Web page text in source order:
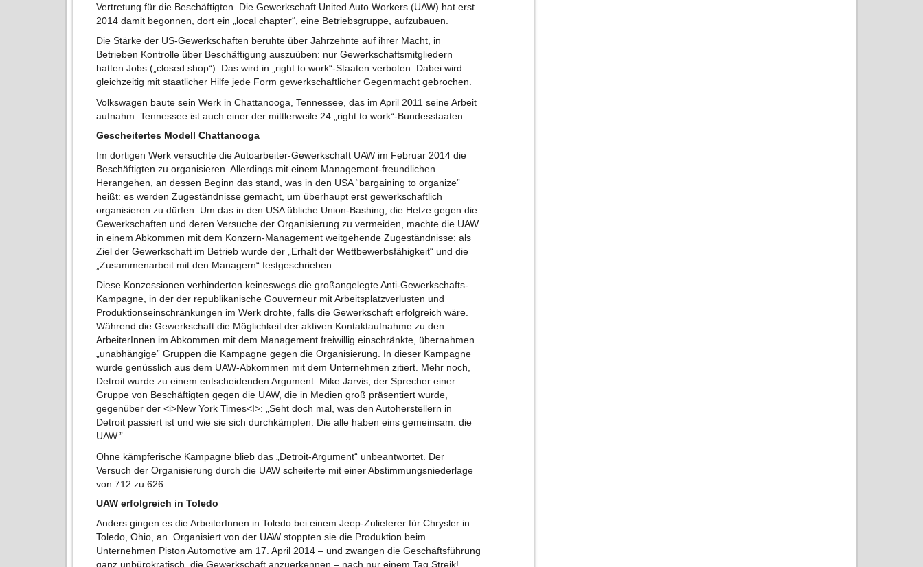
Vertretung für die Beschäftigten. Die Gewerkschaft United Auto Workers (UAW) hat erst
2014 damit begonnen, dort ein „local chapter“, eine Betriebsgruppe, aufzubauen.
Die Stärke der US-Gewerkschaften beruhte über Jahrzehnte auf ihrer Macht, in
Betrieben Kontrolle über Beschäftigung auszuüben: nur Gewerkschaftsmitgliedern
hatten Jobs („closed shop“). Das wird in „right to work“-Staaten verboten. Dabei wird
gleichzeitig mit staatlicher Hilfe jede Form gewerkschaftlicher Gegenmacht gebrochen.
Volkswagen baute sein Werk in Chattanooga, Tennessee, das im April 2011 seine Arbeit
aufnahm. Tennessee ist auch einer der mittlerweile 24 „right to work“-Bundesstaaten.
Gescheitertes Modell Chattanooga
Im dortigen Werk versuchte die Autoarbeiter-Gewerkschaft UAW im Februar 2014 die
Beschäftigten zu organisieren. Allerdings mit einem Management-freundlichen
Herangehen, an dessen Beginn das stand, was in den USA “bargaining to organize”
heißt: es werden Zugeständnisse gemacht, um überhaupt erst gewerkschaftlich
organisieren zu dürfen. Um das in den USA übliche Union-Bashing, die Hetze gegen die
Gewerkschaften und deren Versuche der Organisierung zu vermeiden, machte die UAW
in einem Abkommen mit dem Konzern-Management weitgehende Zugeständnisse: als
Ziel der Gewerkschaft im Betrieb wurde der „Erhalt der Wettbewerbsfähigkeit“ und die
„Zusammenarbeit mit den Managern“ festgeschrieben.
Diese Konzessionen verhinderten keineswegs die großangelegte Anti-Gewerkschafts-
Kampagne, in der der republikanische Gouverneur mit Arbeitsplatzverlusten und
Produktionseinschränkungen im Werk drohte, falls die Gewerkschaft erfolgreich wäre.
Während die Gewerkschaft die Möglichkeit der aktiven Kontaktaufnahme zu den
ArbeiterInnen im Abkommen mit dem Management freiwillig einschränkte, übernahmen
„unabhängige” Gruppen die Kampagne gegen die Organisierung. In dieser Kampagne
wurde genüsslich aus dem UAW-Abkommen mit dem Unternehmen zitiert. Mehr noch,
Detroit wurde zu einem entscheidenden Argument. Mike Jarvis, der Sprecher einer
Gruppe von Beschäftigten gegen die UAW, die in Medien groß präsentiert wurde,
gegenüber der <i>New York Times<I>: „Seht doch mal, was den Autoherstellern in
Detroit passiert ist und wie sie sich durchkämpfen. Die alle haben eins gemeinsam: die
UAW.”
Ohne kämpferische Kampagne blieb das „Detroit-Argument“ unbeantwortet. Der
Versuch der Organisierung durch die UAW scheiterte mit einer Abstimmungsniederlage
von 712 zu 626.
UAW erfolgreich in Toledo
Anders gingen es die ArbeiterInnen in Toledo bei einem Jeep-Zulieferer für Chrysler in
Toledo, Ohio, an. Organisiert von der UAW stoppten sie die Produktion beim
Unternehmen Piston Automotive am 17. April 2014 – und zwangen die Geschäftsführung
ganz unbürokratisch, die Gewerkschaft anzuerkennen – nach nur einem Tag Streik!